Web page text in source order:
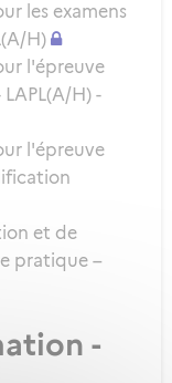
les examens
H)
l'épreuve
H) -
l'épreuve
et de
pratique –
-